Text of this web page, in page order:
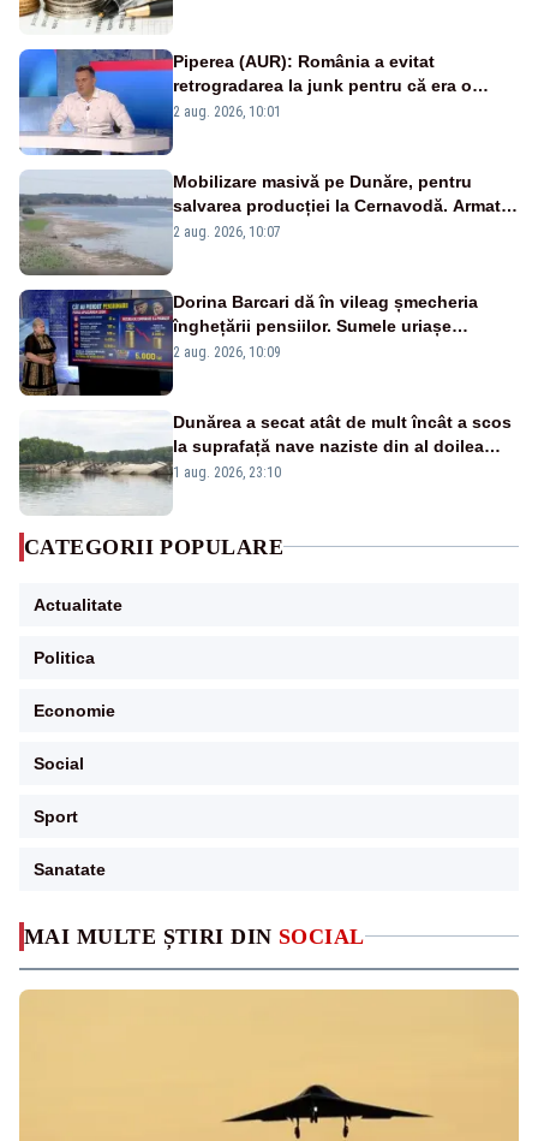
MAI MULTE ȘTIRI DIN SOCIAL
Piperea (AUR): România a evitat
retrogradarea la junk pentru că era o
catastrofă pentru bănci și fondurile de
2 aug. 2026, 10:01
Mobilizare masivă pe Dunăre, pentru
salvarea producției la Cernavodă. Armata
va detona o stâncă și va devia apa
2 aug. 2026, 10:07
Dorina Barcari dă în vileag șmecheria
înghețării pensiilor. Sumele uriașe
pierdute de fiecare român
2 aug. 2026, 10:09
Dunărea a secat atât de mult încât a scos
la suprafață nave naziste din al doilea
război mondial
1 aug. 2026, 23:10
CATEGORII POPULARE
Actualitate
Politica
Economie
Social
Sport
Sanatate